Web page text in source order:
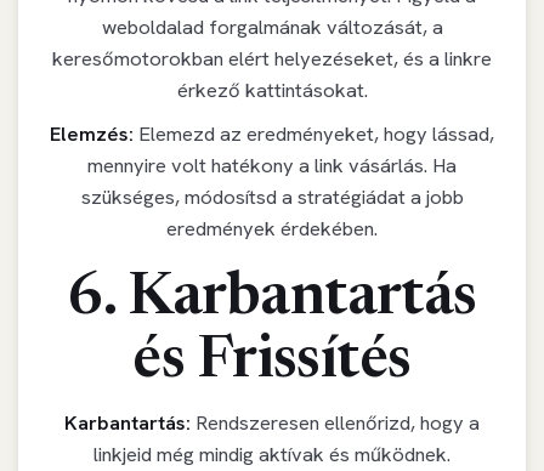
weboldalad forgalmának változását, a
keresőmotorokban elért helyezéseket, és a linkre
érkező kattintásokat.
Elemzés: Elemezd az eredményeket, hogy lássad,
mennyire volt hatékony a link vásárlás. Ha
szükséges, módosítsd a stratégiádat a jobb
eredmények érdekében.
6. Karbantartás
és Frissítés
Karbantartás: Rendszeresen ellenőrizd, hogy a
linkjeid még mindig aktívak és működnek.